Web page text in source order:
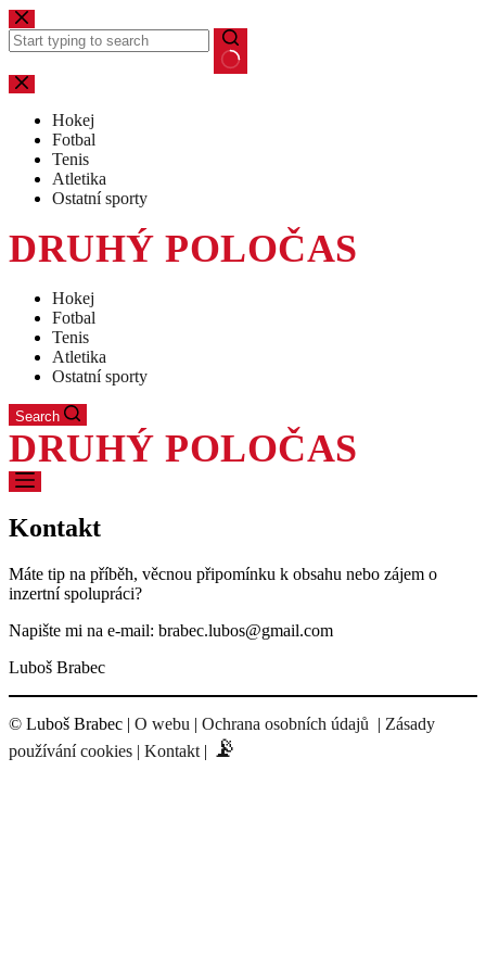
Skip
to
content
No
Hokej
Fotbal
Tenis
Atletika
Ostatní sporty
DRUHÝ POLOČAS
Hokej
Fotbal
Tenis
Atletika
Ostatní sporty
Search
DRUHÝ POLOČAS
Kontakt
Máte tip na příběh, věcnou připomínku k obsahu nebo zájem o
inzertní spolupráci?
Napište mi na e-mail: brabec.lubos@gmail.com
Luboš Brabec
© Luboš Brabec | O webu | Ochrana osobních údajů | Zásady
používání cookies | Kontakt | 📡